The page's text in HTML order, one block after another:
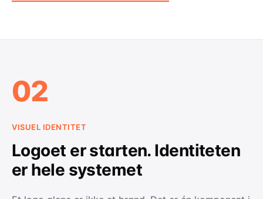
02
VISUEL IDENTITET
Logoet er starten. Identiteten
er hele systemet